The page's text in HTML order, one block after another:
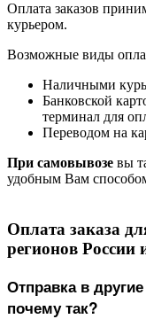
Оплата заказов
курьером.
Возможные виды
Наличными
Банковской
терминал для
Переводом на
При самовывозе вы
удобным Вам
Оплата заказа
регионов
Отправка в
почему так?